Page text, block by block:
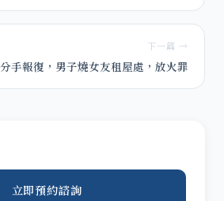
下一篇 →
分手報復，男子燒女友租屋處，放火罪
立即預約諮詢